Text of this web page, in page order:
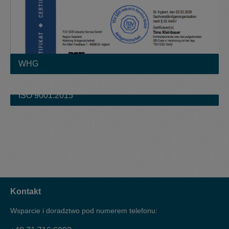
WHG
ISO 9001:2015
ISO 9001:2015
Kontakt
Wsparcie i doradztwo pod numerem telefonu: